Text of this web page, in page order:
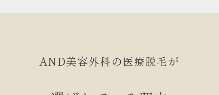
AND美容外科の医療脱毛が